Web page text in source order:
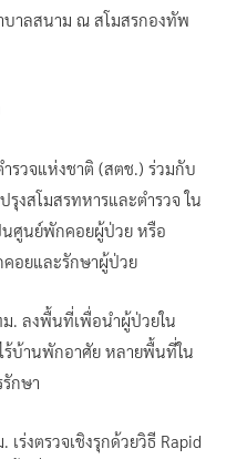
บาลสนาม ณ สโมสรกองทัพ
รวจแห่งชาติ (สตช.) ร่วมกับ
งสโมสรทหารและตำรวจ ใน
ศูนย์พักคอยผู้ป่วย หรือ
อยและรักษาผู้ป่วย
. ลงพื้นที่เพื่อนำผู้ป่วยใน
ร้บ้านพักอาศัย หลายพื้นที่ใน
กษา
ร่งตรวจเชิงรุกด้วยวิธี Rapid